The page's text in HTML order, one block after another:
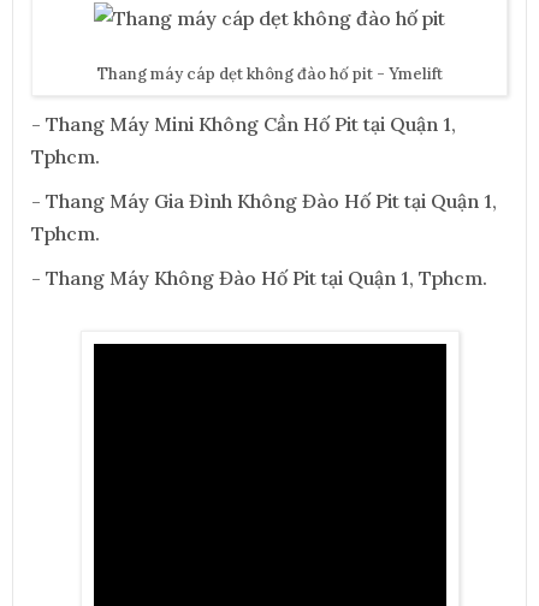
Thang máy cáp dẹt không đào hố pit - Ymelift
- Thang Máy Mini Không Cần Hố Pit tại Quận 1,
Tphcm.
- Thang Máy Gia Đình Không Đào Hố Pit tại Quận 1,
Tphcm.
- Thang Máy Không Đào Hố Pit tại Quận 1, Tphcm.